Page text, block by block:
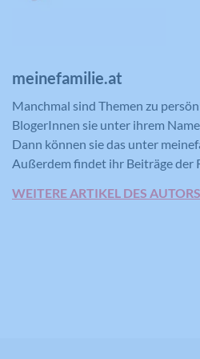
meinefamilie.at
Manchmal sind Themen zu
BlogerInnen sie unter ihrem
Dann können sie das unter
Außerdem findet ihr Beiträge der
WEITERE ARTIKEL DES
Name CONSENT
Anbieter YouTube
Laufzeit 16 Jahre
Zweck
zum